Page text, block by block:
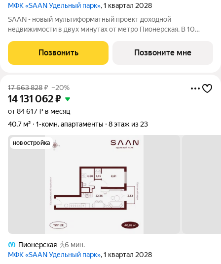
МФК «SAAN Удельный парк», 1 квартал 2028
SAAN - новый мультиформатный проект доходной
недвижимости в двух минутах от метро Пионерская. В 10
представлены различные варианты: от компактных студий до
просторных резиденций с панорамными
Позвонить Позвоните мне
17 663 828₽ –20%
14 131 062₽
от 84 617 ₽ в месяц
40,7 м²
1-комн. апартаменты 8 этаж из 23
новостройка
Пионерская
6 мин.
МФК «SAAN Удельный парк», 1 квартал 2028